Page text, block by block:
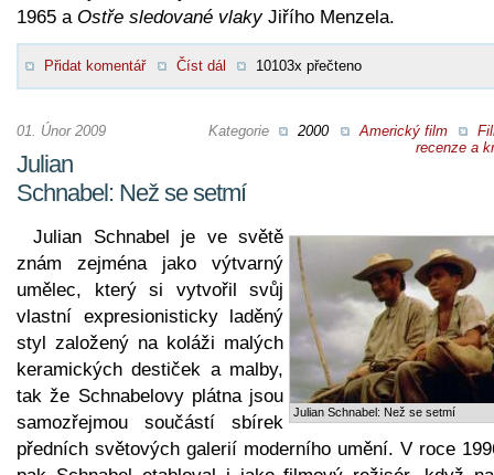
1965 a Ostře sledované vlakyJiřího Menzela.
Přidat komentář Číst dál 10103x přečteno
Kategorie 2000 Americký film
recenze a
01. Únor 2009
Julian
Schnabel: Než se setmí
Julian Schnabel: Než se setmí
Julian Schnabel je ve světě
znám zejména jako výtvarný
umělec, který si vytvořil svůj
vlastní expresionisticky laděný
styl založený na koláži malých
keramických destiček a malby,
tak že Schnabelovy plátna jsou
samozřejmou součástí sbírek
předních světových galerií moderního umění. V roce